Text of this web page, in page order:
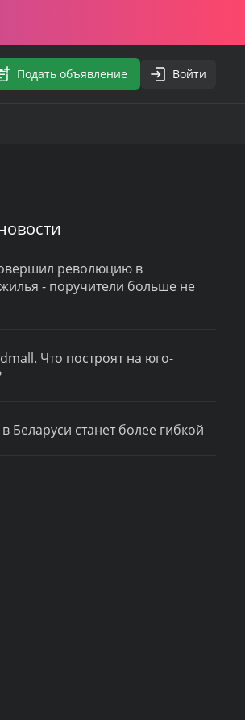
Подать объявление Войти
революцию в
- поручители больше не
Что построят на юго-
Беларуси станет более гибкой